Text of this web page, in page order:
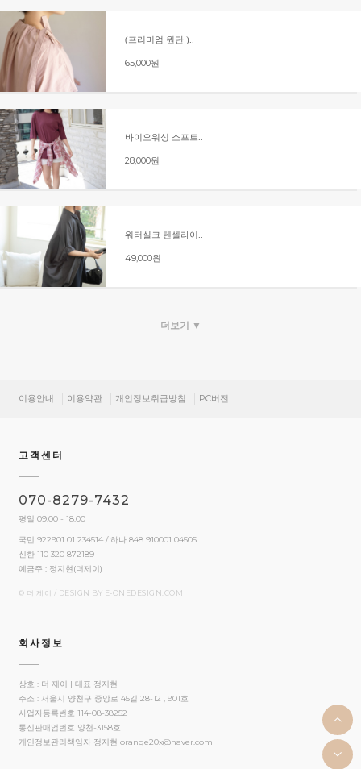
(프리미엄 원단 )..
65,000원
바이오워싱 소프트..
28,000원
워터실크 텐셀라이..
49,000원
더보기 ▼
이용안내 이용약관 개인정보취급방침 PC버전
고객센터
070-8279-7432
평일 09:00 - 18:00
국민 922901 01 234514 / 하나 848 910001 04505
신한 110 320 872189
예금주 : 정지현(더제이)
© 더 제이 / DESIGN BY E-ONEDESIGN.COM
회사정보
상호 : 더 제이 | 대표 정지현
주소 : 서울시 양천구 중앙로 45길 28-12 , 901호
사업자등록번호 114-08-38252
통신판매업번호 양천-3158호
개인정보관리책임자 정지현 orange20x@naver.com